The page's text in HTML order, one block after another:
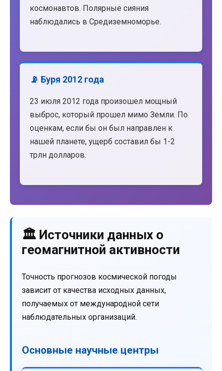
космонавтов. Полярные сияния
наблюдались в Средиземноморье.
📡 Буря 2012 года
23 июля 2012 года произошел мощный
выброс, который прошел мимо Земли. По
оценкам, если бы он был направлен к
нашей планете, ущерб составил бы 1-2
трлн долларов.
🏛️ Источники данных о
геомагнитной активности
Точность прогнозов космической погоды
зависит от качества исходных данных,
получаемых от международной сети
наблюдательных организаций.
Основные научные центры